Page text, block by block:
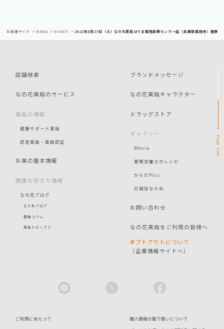
お客様サイト NEWS EVENT 2022年8月27日（土）なの花薬局はりま姫路医療センター店（兵庫県姫路市）健康フ
店舗検索
なの花薬局のサービス
薬局の機能
健康サポート薬局
認定薬局・薬局認証
お薬の基本情報
健康お役立ち情報
なの花ブログ
なたねブログ
健康コラム
薬局トピックス
ブランドメッセージ
なの花薬局キャラクター
ドラッグストア
ギャラリー
Movie
管理栄養士のレシピ
からだPlus
広報誌なたね
お問い合わせ
なの花薬局をご利用の皆様へ
オプトアウトについて
（企業情報サイトへ）
ご利用にあたって
個人情報の取り扱いについて
PAGE
TOP